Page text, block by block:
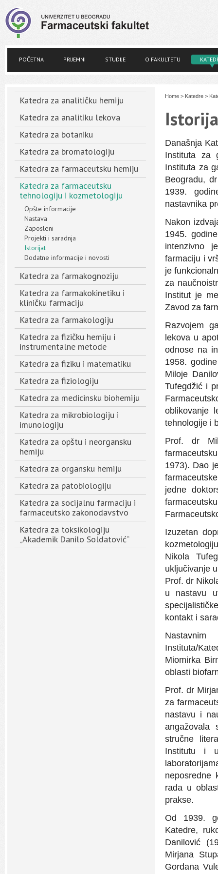
POČETNA PRIJEMNI STUDIJE O FAKULTETU
Katedra za analitičku hemiju
Katedra za analitiku lekova
Katedra za botaniku
Katedra za bromatologiju
Katedra za farmaceutsku hemiju
Katedra za farmaceutsku
tehnologiju i kozmetologiju
Opšte informacije
Nastava
Zaposleni
Projekti i saradnja
Istorijat
Dodatne informacije i novosti
Katedra za farmakognoziju
Katedra za farmakokinetiku i
kliničku farmaciju
Katedra za farmakologiju
Katedra za fizičku hemiju i
instrumentalne metode
Katedra za fiziku i matematiku
Katedra za fiziologiju
Katedra za medicinsku biohemiju
Katedra za mikrobiologiju i
imunologiju
Katedra za opštu i neorgansku
hemiju
Katedra za organsku hemiju
Katedra za patobiologiju
Katedra za socijalnu farmaciju i
farmaceutsko zakonodavstvo
Katedra za toksikologiju
„Akademik Danilo Soldatović“
Home > Katedre >
Današnja
Instituta za
Instituta za
Beogradu,
1939.
nastavnika
Nakon
1945.
intenzivno
farmaciju i
je
za
Institut je
Zavod za
Razvojem
lekova u
odnose na
1958.
Miloje
Tufegdžić i
oblikovanje
tehnologije i
Prof. dr
1973). Dao
jedne
Izuzetan
Nikola
uključivanje
Prof. dr
u nastavu
kontakt i
Instituta/
Miomirka
oblasti
Prof. dr
za
nastavu i
angažovala
stručne
Institutu i
neposredne
rada u
prakse.
Od 1939.
Katedre,
Danilović
Mirjana
Gordana